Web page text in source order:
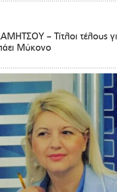
– Τίτλοι τέλους
Μύκονο